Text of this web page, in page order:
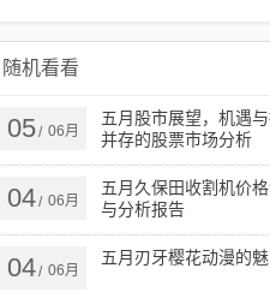
随机看看
05/ 06月
五月股市展望，机遇
并存的股票市场分析
04/ 06月
五月久保田收割机价
与分析报告
04/ 06月
五月刃牙樱花动漫的